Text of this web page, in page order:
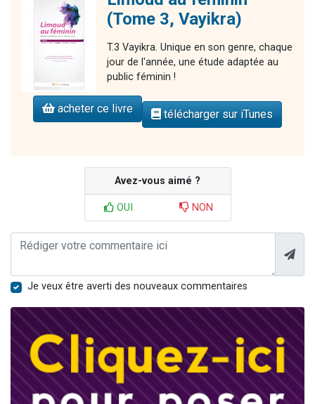
(Tome 3, Vayikra)
T.3 Vayikra. Unique en son genre, chaque
jour de l'année, une étude adaptée au
public féminin !
acheter ce livre télécharger sur iTunes
Avez-vous aimé ?
OUI NON
Je veux être averti des nouveaux commentaires